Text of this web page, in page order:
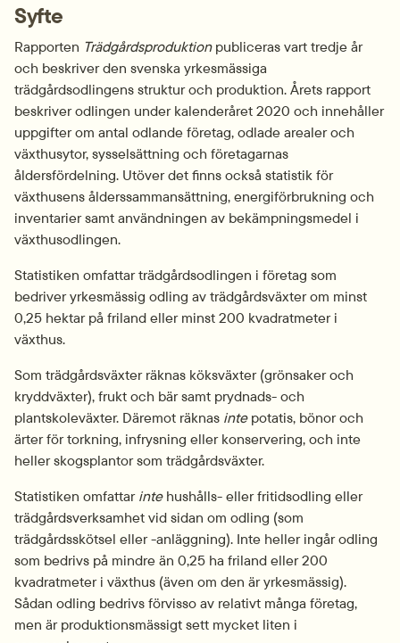
Syfte
Rapporten Trädgårdsproduktion publiceras vart tredje år
och beskriver den svenska yrkesmässiga
trädgårdsodlingens struktur och produktion. Årets rapport
beskriver odlingen under kalenderåret 2020 och innehåller
uppgifter om antal odlande företag, odlade arealer och
växthusytor, sysselsättning och företagarnas
åldersfördelning. Utöver det finns också statistik för
växthusens ålders­sammansättning, energiförbrukning och
inventarier samt användningen av bekämpningsmedel i
växthusodlingen.
Statistiken omfattar trädgårdsodlingen i företag som
bedriver yrkesmässig odling av trädgårdsväxter om minst
0,25 hektar på friland eller minst 200 kvadratmeter i
växthus.
Som trädgårdsväxter räknas köksväxter (grönsaker och
kryddväxter), frukt och bär samt prydnads- och
plantskoleväxter. Däremot räknas inte potatis, bönor och
ärter för torkning, infrysning eller konservering, och inte
heller skogsplantor som trädgårdsväxter.
Statistiken omfattar inte hushålls- eller fritidsodling eller
trädgårdsverksamhet vid sidan om odling (som
trädgårdsskötsel eller -anläggning). Inte heller ingår odling
som bedrivs på mindre än 0,25 ha friland eller 200
kvadratmeter i växthus (även om den är yrkesmässig).
Sådan odling bedrivs förvisso av relativt många företag,
men är produktionsmässigt sett mycket liten i